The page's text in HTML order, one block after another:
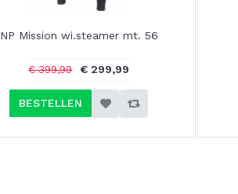
NP Mission wi.steamer mt. 56
€ 399,99 € 299,99
BESTELLEN